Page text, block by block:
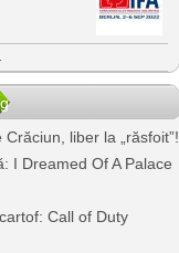
liber la „răsfoit”!
I Dreamed Of A Palace
Call of Duty